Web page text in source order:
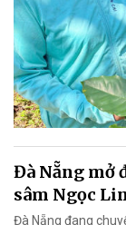
Đà Nẵng mở
sâm Ngọc
Đà Nẵng đang